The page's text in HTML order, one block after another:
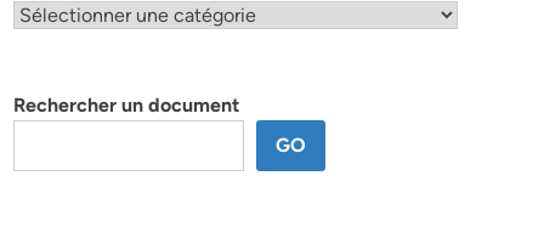
Classification
Rechercher un document
GO